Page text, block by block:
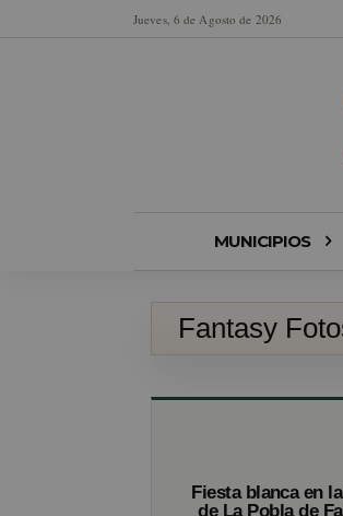
Jueves, 6 de Agosto de 2026
MUNICIPIOS
Fantasy
Fiesta blanca en
de La Pobla de